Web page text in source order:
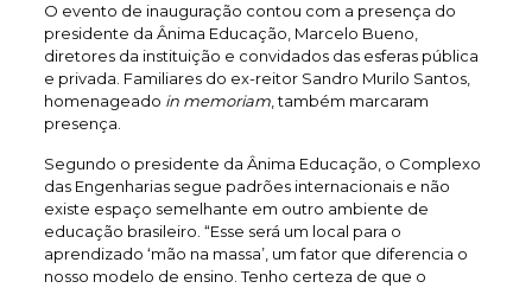
O evento de inauguração contou com a presença do
presidente da Ânima Educação, Marcelo Bueno,
diretores da instituição e convidados das esferas pública
e privada. Familiares do ex-reitor Sandro Murilo Santos,
homenageado in memoriam, também marcaram
presença.
Segundo o presidente da Ânima Educação, o Complexo
das Engenharias segue padrões internacionais e não
existe espaço semelhante em outro ambiente de
educação brasileiro. “Esse será um local para o
aprendizado ‘mão na massa’, um fator que diferencia o
nosso modelo de ensino. Tenho certeza de que o